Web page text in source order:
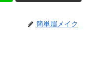
簡単眉メイク